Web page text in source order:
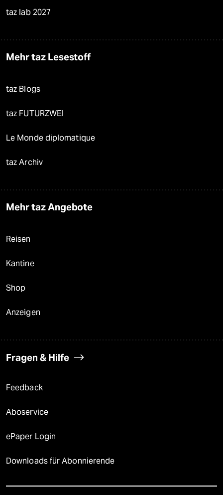
taz lab 2027
Mehr taz Lesestoff
taz Blogs
taz FUTURZWEI
Le Monde diplomatique
taz Archiv
Mehr taz Angebote
Reisen
Kantine
Shop
Anzeigen
Fragen & Hilfe
Feedback
Aboservice
ePaper Login
Downloads für Abonnierende